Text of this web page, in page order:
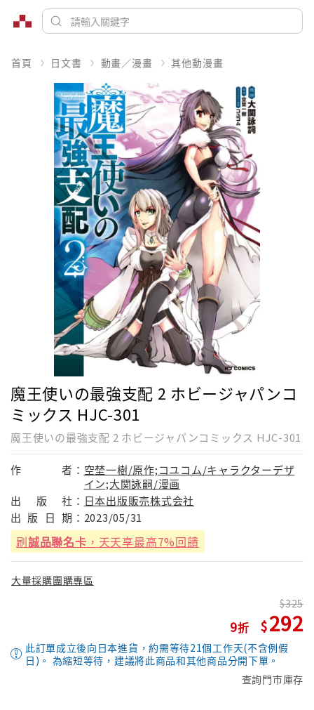
首頁 日文書 動畫／漫畫 其他動漫畫
魔王使いの最強支配 2 ホビージャパンコ
ミックス HJC-301
魔王使いの最強支配 2 ホビージャパンコミックス HJC-301
作 者： 空埜一樹/原作;コユコム/キャラクターデザ
イン;大関詠嗣/漫画
出
版 社： 日本出版販売株式会社
出 版 日 期： 2023/05/31
刷誠品聯名卡 ，天天享最高7%回饋
大量採購團購專區
9
325
292
此訂單成立後向日本進貨，約需等待21個工作天(不含例假
日)。 為縮短等待，建議將此商品和其他商品分開下單。
查詢門市庫存